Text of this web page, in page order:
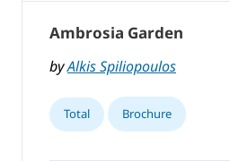
Ambrosia Garden
byAlkis Spiliopoulos
Total Brochure